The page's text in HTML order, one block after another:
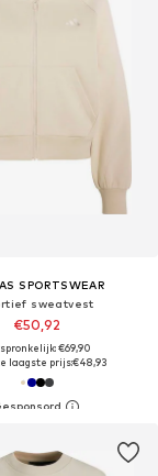
SPORTSWEAR
sweatvest
€50,92
€69,90
laagste prijs:€48,93